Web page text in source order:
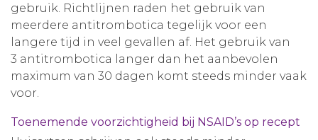
gebruik. Richtlijnen raden het gebruik van
meerdere antitrombotica tegelijk voor een
langere tijd in veel gevallen af. Het gebruik van
3 antitrombotica langer dan het aanbevolen
maximum van 30 dagen komt steeds minder vaak
voor.
Toenemende voorzichtigheid bij NSAID’s op recept